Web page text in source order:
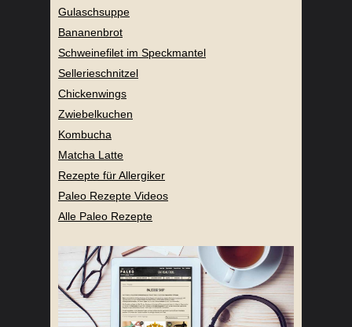
Gulaschsuppe
Bananenbrot
Schweinefilet im Speckmantel
Sellerieschnitzel
Chickenwings
Zwiebelkuchen
Kombucha
Matcha Latte
Rezepte für Allergiker
Paleo Rezepte Videos
Alle Paleo Rezepte